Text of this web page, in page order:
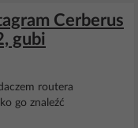
Cerberus
gubi
routera
go znaleźć